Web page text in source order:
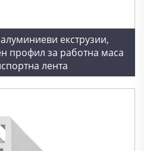
екструзии,
профил за работна маса
лента